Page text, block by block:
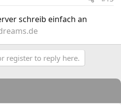
schreib einfach an
register to reply here.